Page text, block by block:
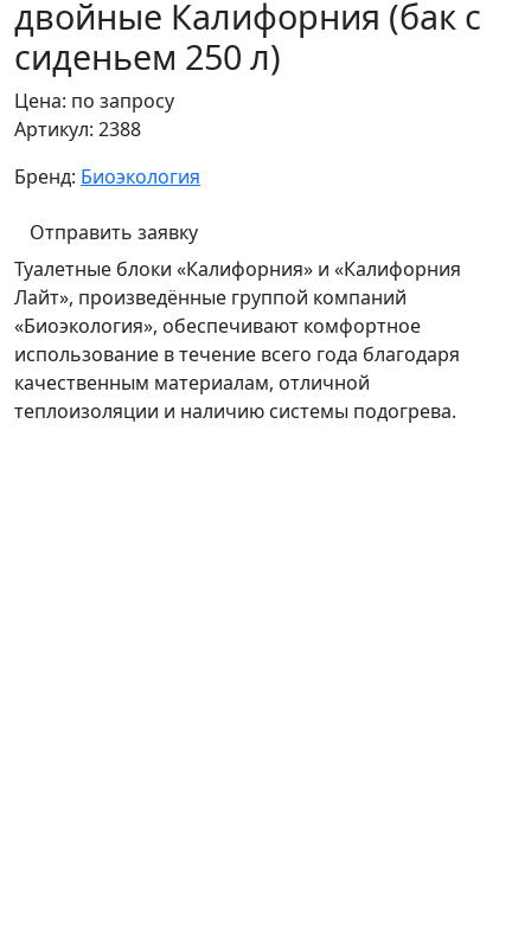
двойные Калифорния (бак c
сиденьем 250 л)
Цена: по запросу
Артикул: 2388
Бренд: Биоэкология
Отправить заявку
Туалетные блоки «Калифорния» и «Калифорния
Лайт», произведённые группой компаний
«Биоэкология», обеспечивают комфортное
использование в течение всего года благодаря
качественным материалам, отличной
теплоизоляции и наличию системы подогрева.